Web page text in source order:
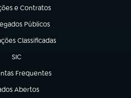
e Contratos
nova aba)
Públicos
nova aba)
Classificadas
nova aba)
SIC
(abre em nova aba)
Frequentes
nova aba)
Abertos
em nova aba)